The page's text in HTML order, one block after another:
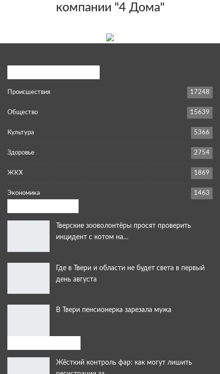
компании "4 Дома"
Происшествия 17248
Общество 15639
Культура 5366
Здоровье 2754
ЖКХ 1869
Экономика 1463
Тверские зооволонтёры просят проверить
инцидент с котом на…
Где в Твери и области не будет света в первый
день августа
В Твери пенсионерка зарезала мужа
Жёсткий контроль фар: как могут лишить